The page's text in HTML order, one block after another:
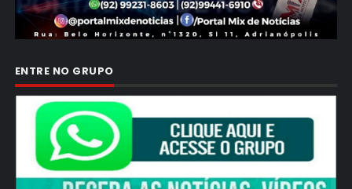
ENTRE NO GRUPO